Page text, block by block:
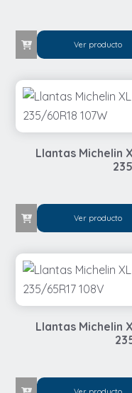
Ver producto
Llantas Michelin
Ver producto
Llantas Michelin